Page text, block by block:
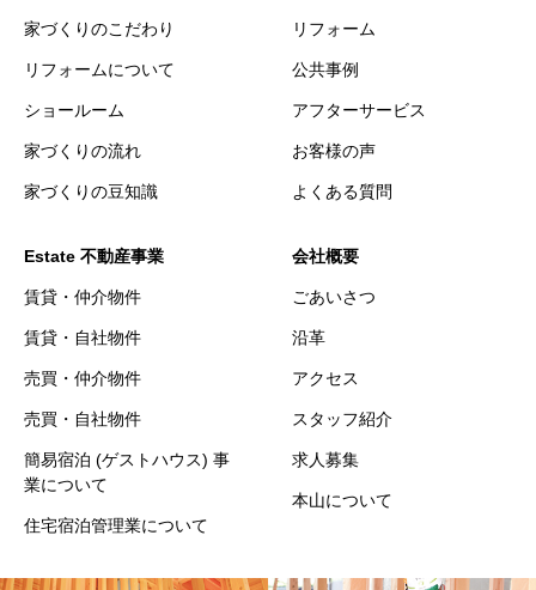
家づくりのこだわり
リフォームについて
ショールーム
家づくりの流れ
家づくりの豆知識
リフォーム
公共事例
アフターサービス
お客様の声
よくある質問
Estate 不動産事業
賃貸・仲介物件
賃貸・自社物件
売買・仲介物件
売買・自社物件
簡易宿泊 (ゲストハウス) 事
業について
住宅宿泊管理業について
会社概要
ごあいさつ
沿革
アクセス
スタッフ紹介
求人募集
本山について